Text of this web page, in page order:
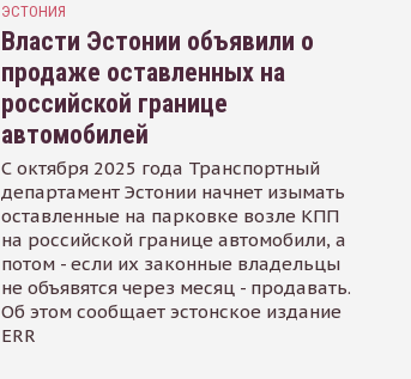
ЭСТОНИЯ
Власти Эстонии объявили о
продаже оставленных на
российской границе
автомобилей
С октября 2025 года Транспортный
департамент Эстонии начнет изымать
оставленные на парковке возле КПП
на российской границе автомобили, а
потом - если их законные владельцы
не объявятся через месяц - продавать.
Об этом сообщает эстонское издание
ERR